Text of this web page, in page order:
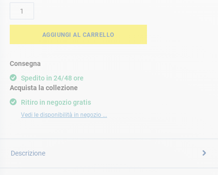
AGGIUNGI AL CARRELLO
Consegna
Spedito in 24/48 ore
Ritiro in negozio gratis
Vedi le disponibilità in negozio ...
Acquista la collezione
Descrizione